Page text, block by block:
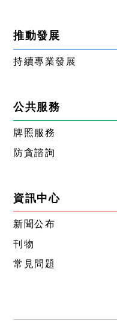
推動發展
持續專業發展
公共服務
牌照服務
防貪諮詢
資訊中心
新聞公布
刊物
常見問題